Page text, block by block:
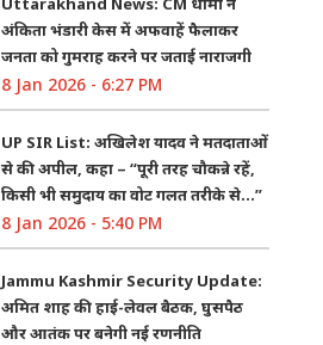
अंकिता भंडारी केस में अफवाहें फैलाकर
जनता को गुमराह करने पर जताई नाराजगी
8 Jan 2026 - 6:27 PM
UP SIR List: अखिलेश यादव ने मतदाताओं
से की अपील, कहा – “पूरी तरह चौकन्ने रहें,
किसी भी समुदाय का वोट गलत तरीके से…”
8 Jan 2026 - 5:40 PM
Jammu Kashmir Security Update:
अमित शाह की हाई-लेवल बैठक, घुसपैठ
और आतंक पर बनेगी नई रणनीति